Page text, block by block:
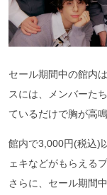
セール期間中の館内
スには、メンバーた
ているだけで胸が高
館内で3,000円(税込)
ェキなどがもらえる
さらに、セール期間